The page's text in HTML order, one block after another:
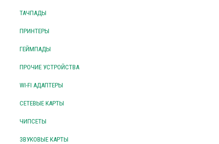
ТАЧПАДЫ
ПРИНТЕРЫ
ГЕЙМПАДЫ
ПРОЧИЕ УСТРОЙСТВА
WI-FI АДАПТЕРЫ
СЕТЕВЫЕ КАРТЫ
ЧИПСЕТЫ
ЗВУКОВЫЕ КАРТЫ